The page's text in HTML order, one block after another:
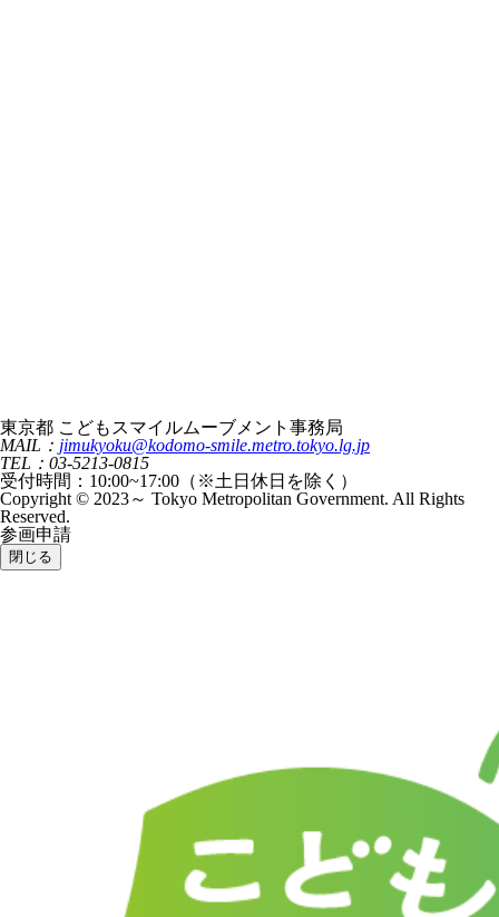
東京都 こどもスマイルムーブメント事務局
MAIL： jimukyoku@kodomo-smile.metro.tokyo.lg.jp
TEL：03-5213-0815
受付時間：10:00~17:00（※土日休日を除く）
Copyright © 2023～ Tokyo Metropolitan Government. All Rights
Reserved.
参画申請
閉じる